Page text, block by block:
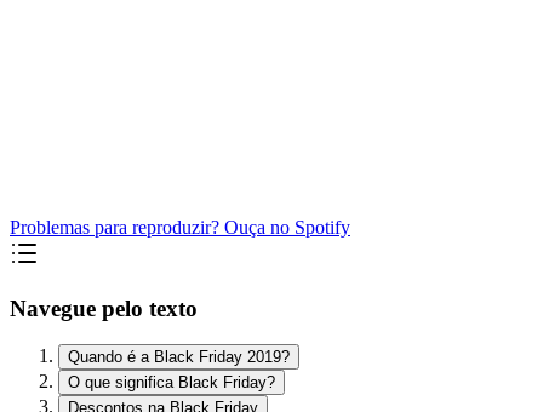
Problemas para reproduzir? Ouça no Spotify
Navegue pelo texto
Quando é a Black Friday 2019?
O que significa Black Friday?
Descontos na Black Friday